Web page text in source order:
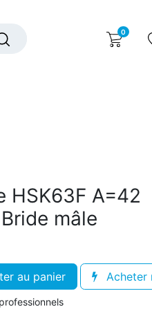
0
HSK63F A=42
mâle
au panier Acheter